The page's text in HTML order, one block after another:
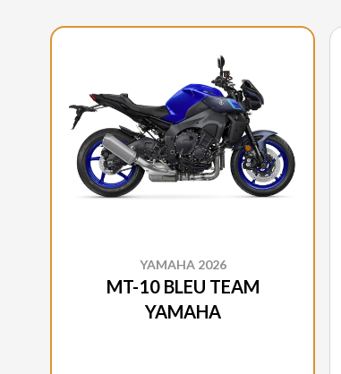
YAMAHA 2026
MT-10 BLEU TEAM
YAMAHA